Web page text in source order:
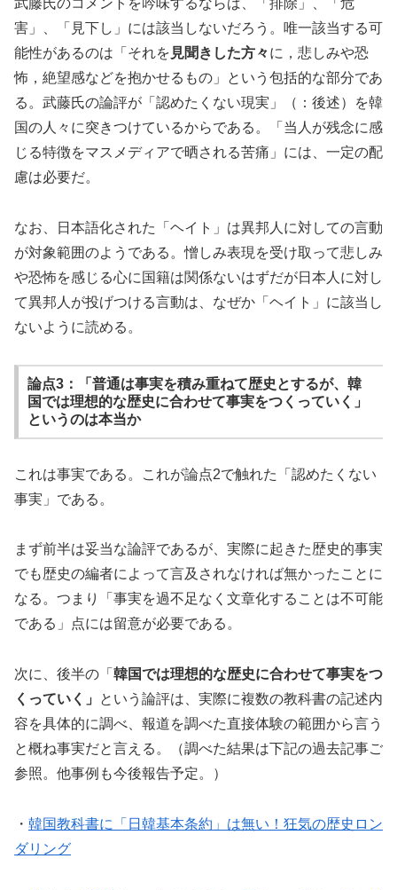
害」、「見下し」には該当しないだろう。唯一該当する可
能性があるのは「それを 見聞きした方々に，悲しみや恐
怖，絶望感などを抱かせるもの」という包括的な部分であ
る。武藤氏の論評が「認めたくない現実」（：後述）を韓
国の人々に突きつけているからである。「当人が残念に感
じる特徴をマスメディアで晒される苦痛」には、一定の配
慮は必要だ。
なお、日本語化された「ヘイト」は異邦人に対しての言動
が対象範囲のようである。憎しみ表現を受け取って悲しみ
や恐怖を感じる心に国籍は関係ないはずだが日本人に対し
て異邦人が投げつける言動は、なぜか「ヘイト」に該当し
ないように読める。
論点3：「普通は事実を積み重ねて歴史とするが、韓
国では理想的な歴史に合わせて事実をつくっていく」
というのは本当か
これは事実である。これが論点2で触れた「認めたくない
事実」である。
まず前半は妥当な論評であるが、実際に起きた歴史的事実
でも歴史の編者によって言及されなければ無かったことに
なる。つまり「事実を過不足なく文章化することは不可能
である」点には留意が必要である。
次に、後半の「 韓国では理想的な歴史に合わせて事実をつ
くっていく」
という論評は、実際に複数の教科書の記述内
容を具体的に調べ、報道を調べた直接体験の範囲から言う
と概ね事実だと言える。（調べた結果は下記の過去記事ご
参照。他事例も今後報告予定。）
・ 韓国教科書に「日韓基本条約」は無い！狂気の歴史ロン
ダリング